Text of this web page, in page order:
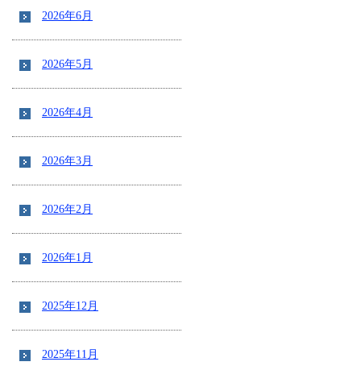
2026年6月
2026年5月
2026年4月
2026年3月
2026年2月
2026年1月
2025年12月
2025年11月